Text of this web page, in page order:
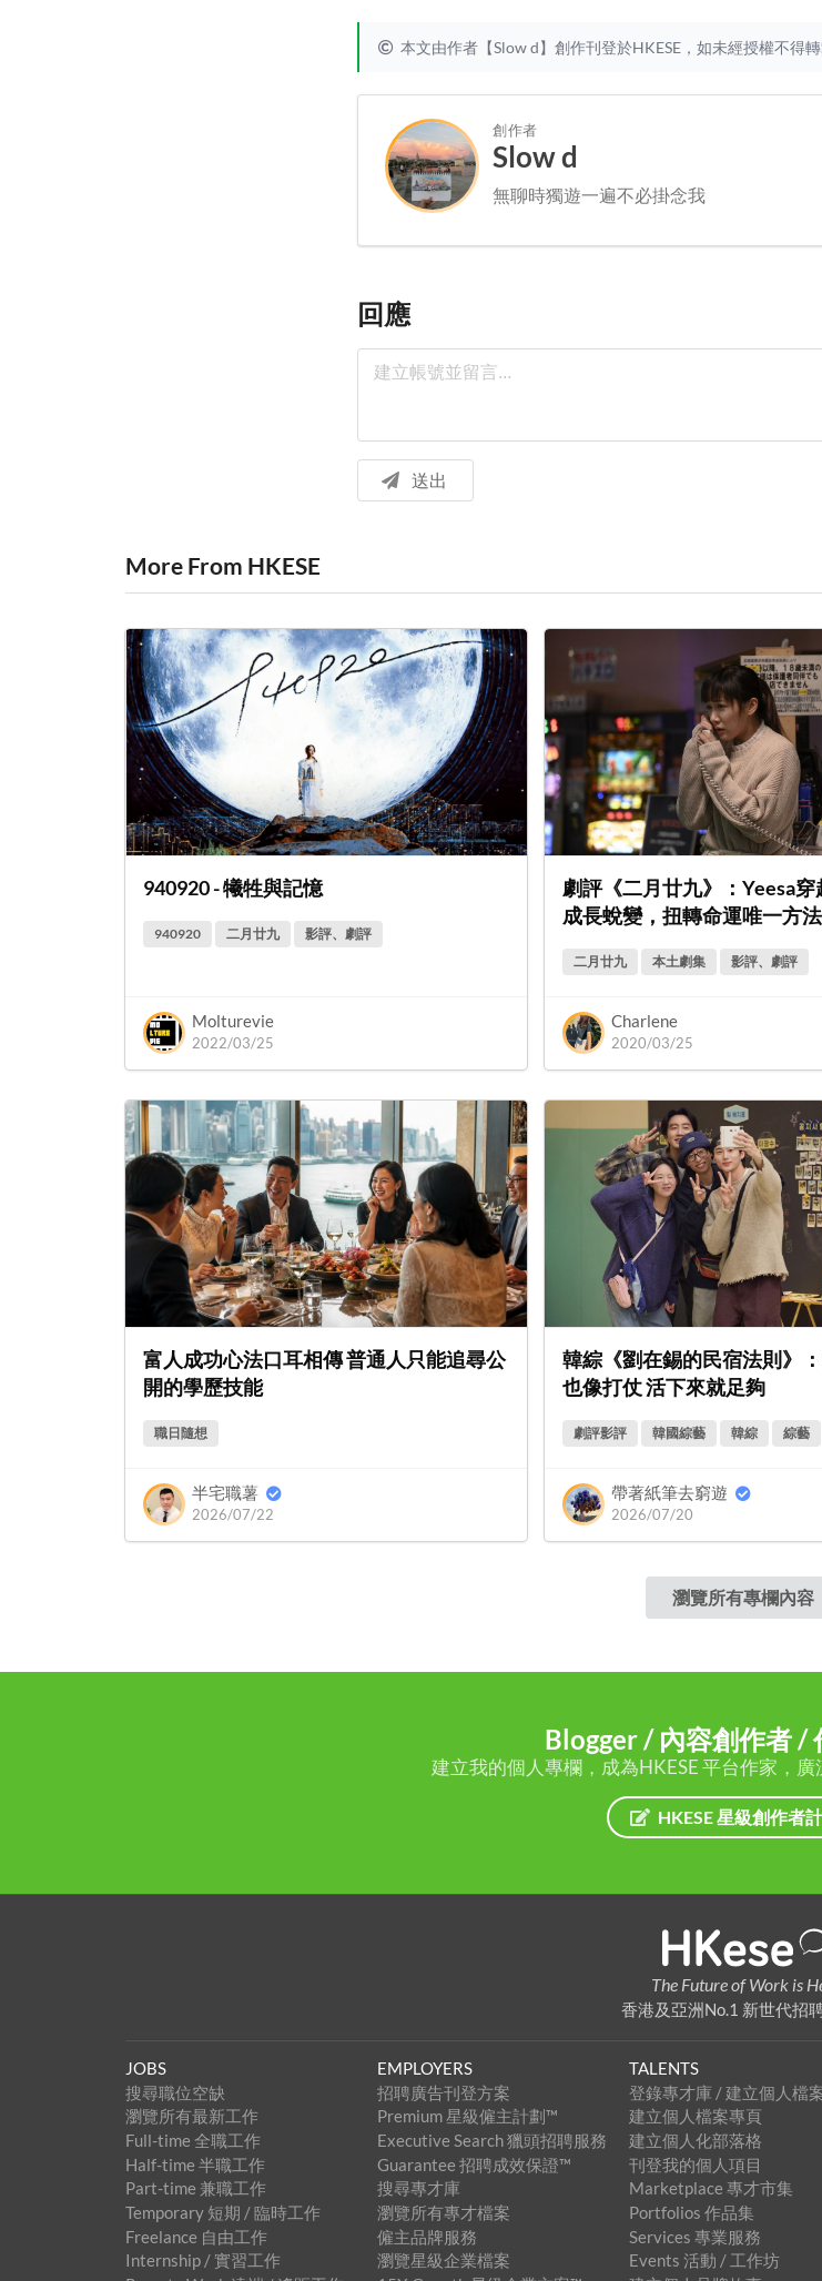
本文由作者【Slow d】創作刊登於HKESE，如未經授權不得轉
創作者
Slow d
無聊時獨遊一遍不必掛念我
回應
送出
More From HKESE
940920 - 犧牲與記憶
940920 二月廿九 影評、劇評
Molturevie
2022/03/25
劇評《二月廿九》：Yeesa
成長蛻變，扭轉命運唯一方
二月廿九 本土劇集 影評、劇評
Charlene
2020/03/25
富人成功心法口耳相傳 普通人只能追尋公
開的學歷技能
職日隨想
半宅職薯
2026/07/22
韓綜《劉在錫的民宿法則》
也像打仗 活下來就足夠
劇評影評 韓國綜藝 韓綜 綜藝
帶著紙筆去窮遊
2026/07/20
瀏覽所有專欄內容
Blogger / 內容創作者 /
建立我的個人專欄，成為HKESE 平台作家，廣
HKESE 星級創作者
The Future of Work is
香港及亞洲No.1 新世代招
JOBS
搜尋職位空缺
瀏覽所有最新工作
Full-time 全職工作
Half-time 半職工作
Part-time 兼職工作
Temporary 短期 / 臨時工作
Freelance 自由工作
Internship / 實習工作
EMPLOYERS
招聘廣告刊登方案
Premium 星級僱主計劃™
Executive Search 獵頭招聘服務
Guarantee 招聘成效保證™
搜尋專才庫
瀏覽所有專才檔案
僱主品牌服務
瀏覽星級企業檔案
TALENTS
登錄專才庫 / 建立個人檔
建立個人檔案專頁
建立個人化部落格
刊登我的個人項目
Marketplace 專才市集
Portfolios 作品集
Services 專業服務
Events 活動 / 工作坊